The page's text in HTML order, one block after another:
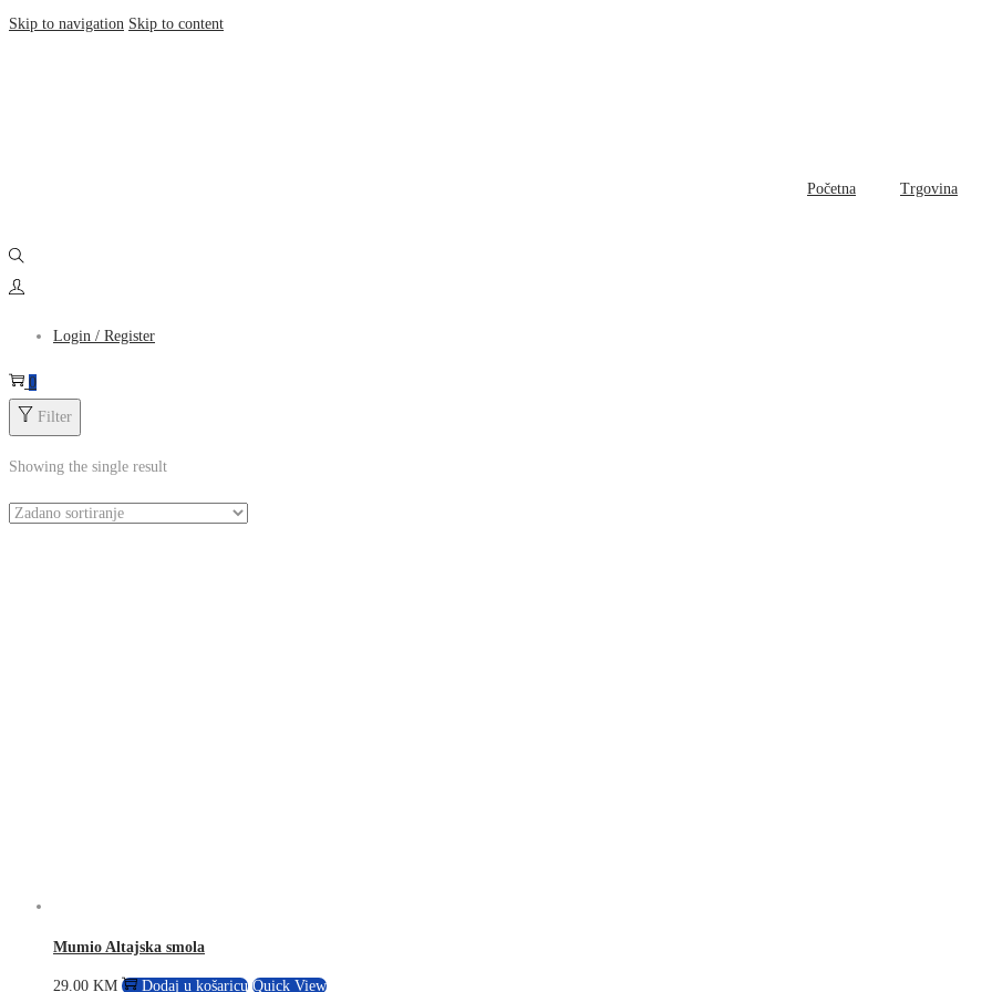
Skip to navigation Skip to content
Početna Trgovina
Login / Register
0
Filter
Showing the single result
Mumio Altajska smola
29.00KM Dodaj u košaricu Quick View